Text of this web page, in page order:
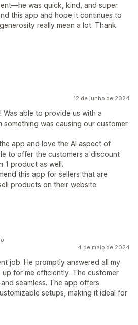
was quick, kind, and super
this app and hope it continues to
really mean a lot. Thank
12 de junho de 2024
able to provide us with a
something was causing our customer
app and love the AI aspect of
to offer the customers a discount
1 product as well.
this app for sellers that are
products on their website.
4 de maio de 2024
job. He promptly answered all my
for me efficiently. The customer
seamless. The app offers
setups, making it ideal for